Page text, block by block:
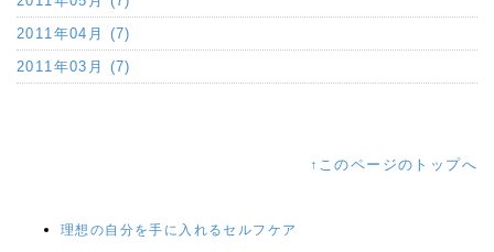
2011年04月 (7)
2011年03月 (7)
↑このページのトップへ
理想の自分を手に入れるセルフケア